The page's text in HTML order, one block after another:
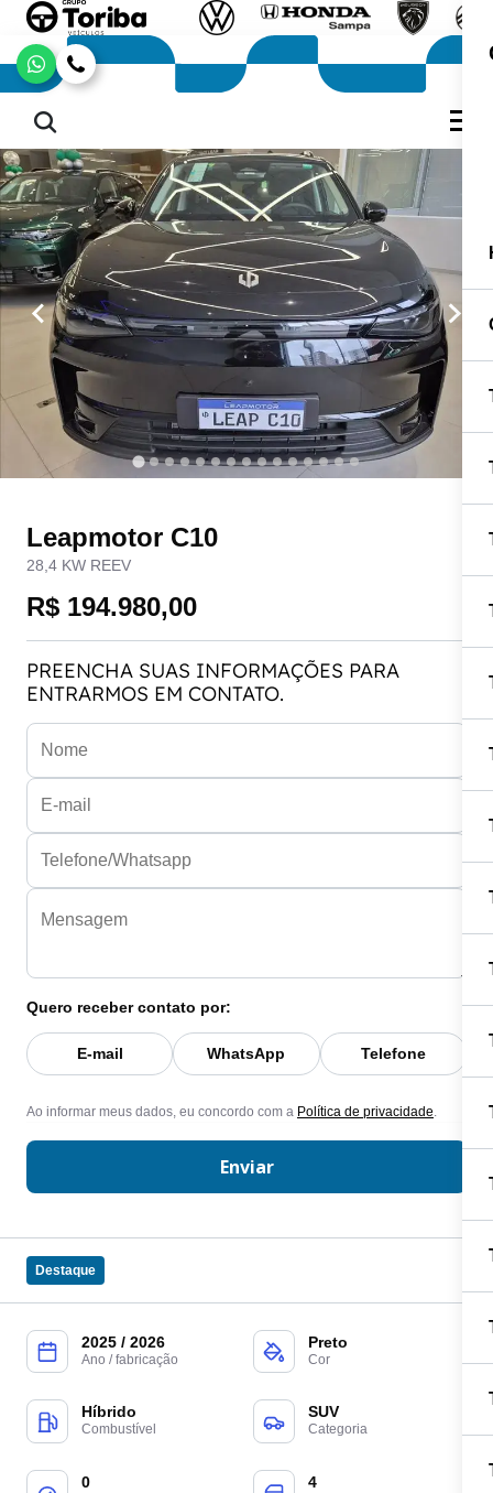
Destaque
2025 / 2026
Ano / fabricação
Preto
Cor
Híbrido
Combustível
SUV
Categoria
0 4
Leapmotor C10
28,4 KW REEV
R$ 194.980,00
PREENCHA SUAS INFORMAÇÕES PARA
ENTRARMOS EM CONTATO.
Quero receber contato por:
E-mail WhatsApp Telefone
Ao informar meus dados, eu concordo com a Política de privacidade
Enviar